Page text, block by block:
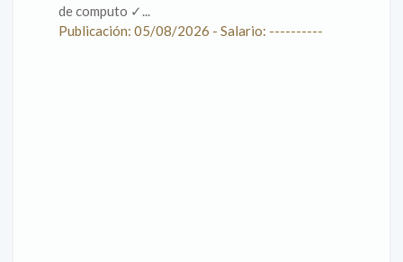
de computo ✓...
Publicación: 05/08/2026 - Salario: ----------